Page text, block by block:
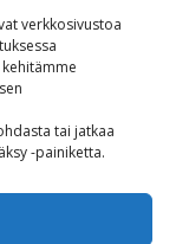
verkkosivustoa
tai jatkaa
-painiketta.